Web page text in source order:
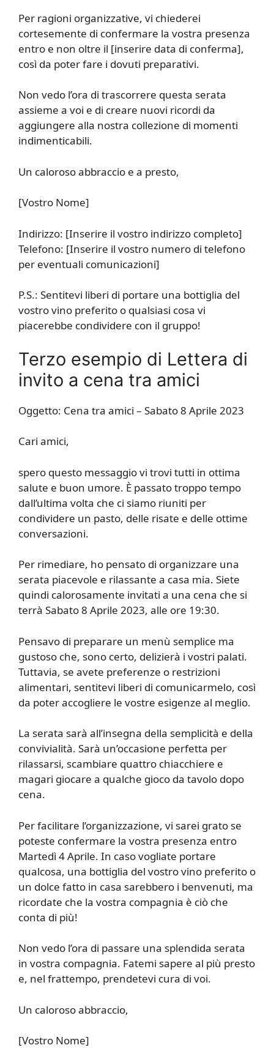
Per ragioni organizzative, vi chiederei
cortesemente di confermare la vostra presenza
entro e non oltre il [inserire data di conferma],
così da poter fare i dovuti preparativi.
Non vedo l’ora di trascorrere questa serata
assieme a voi e di creare nuovi ricordi da
aggiungere alla nostra collezione di momenti
indimenticabili.
Un caloroso abbraccio e a presto,
[Vostro Nome]
Indirizzo: [Inserire il vostro indirizzo completo]
Telefono: [Inserire il vostro numero di telefono
per eventuali comunicazioni]
P.S.: Sentitevi liberi di portare una bottiglia del
vostro vino preferito o qualsiasi cosa vi
piacerebbe condividere con il gruppo!
Terzo esempio di Lettera di
invito a cena tra amici
Oggetto: Cena tra amici – Sabato 8 Aprile 2023
Cari amici,
spero questo messaggio vi trovi tutti in ottima
salute e buon umore. È passato troppo tempo
dall’ultima volta che ci siamo riuniti per
condividere un pasto, delle risate e delle ottime
conversazioni.
Per rimediare, ho pensato di organizzare una
serata piacevole e rilassante a casa mia. Siete
quindi calorosamente invitati a una cena che si
terrà Sabato 8 Aprile 2023, alle ore 19:30.
Pensavo di preparare un menù semplice ma
gustoso che, sono certo, delizierà i vostri palati.
Tuttavia, se avete preferenze o restrizioni
alimentari, sentitevi liberi di comunicarmelo, così
da poter accogliere le vostre esigenze al meglio.
La serata sarà all’insegna della semplicità e della
convivialità. Sarà un’occasione perfetta per
rilassarsi, scambiare quattro chiacchiere e
magari giocare a qualche gioco da tavolo dopo
cena.
Per facilitare l’organizzazione, vi sarei grato se
poteste confermare la vostra presenza entro
Martedì 4 Aprile. In caso vogliate portare
qualcosa, una bottiglia del vostro vino preferito o
un dolce fatto in casa sarebbero i benvenuti, ma
ricordate che la vostra compagnia è ciò che
conta di più!
Non vedo l’ora di passare una splendida serata
in vostra compagnia. Fatemi sapere al più presto
e, nel frattempo, prendetevi cura di voi.
Un caloroso abbraccio,
[Vostro Nome]